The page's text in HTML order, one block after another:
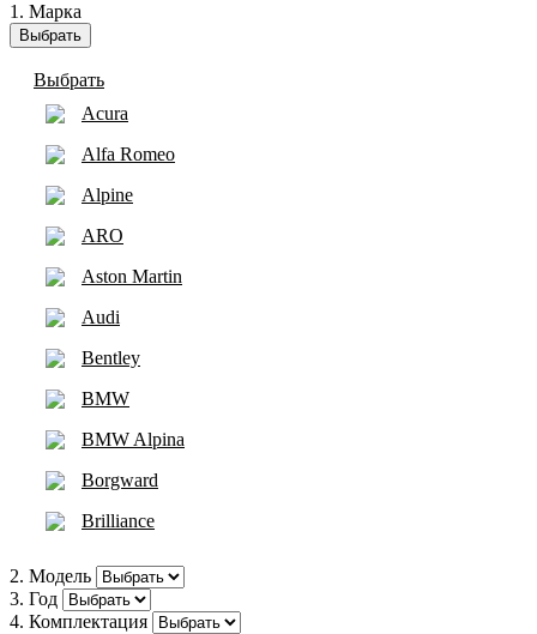
1. Марка
Выбрать
Выбрать
Acura
Alfa Romeo
Alpine
ARO
Aston Martin
Audi
Bentley
BMW
BMW Alpina
Borgward
Brilliance
Bugatti
Buick
2. Модель
3. Год
4. Комплектация